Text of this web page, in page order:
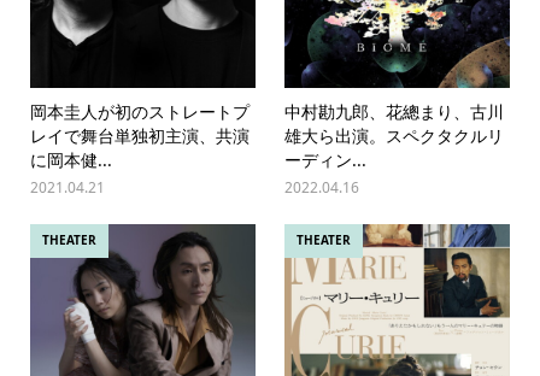
岡本圭人が初のストレートプ
レイで舞台単独初主演、共演
に岡本健...
2021.04.21
中村勘九郎、花總まり、古川
雄大ら出演。スペクタクルリ
ーディン...
2022.04.16
THEATER THEATER